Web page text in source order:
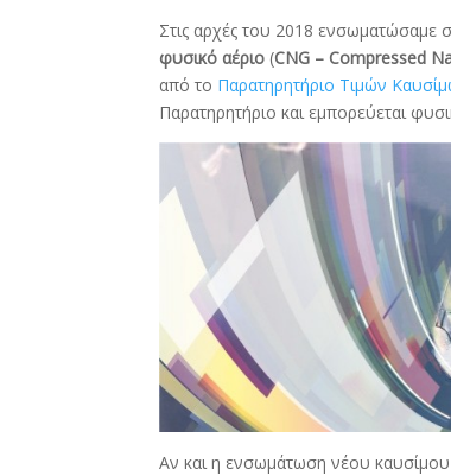
Στις αρχές του 2018 ενσωματώσαμε
φυσικό αέριο (CNG – Compressed
από το Παρατηρητήριο Τιμών
Παρατηρητήριο και εμπορεύεται
Αν και η ενσωμάτωση νέου καυσίμου